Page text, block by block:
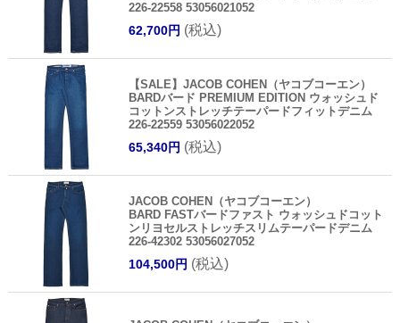
226-22558 53056021052
62,700円 (税込)
【SALE】JACOB COHEN（ヤコブコーエン）
BARDバード PREMIUM EDITION ウォッシュド
コットンストレッチテーパードフィットデニム
226-22559 53056022052
65,340円 (税込)
JACOB COHEN（ヤコブコーエン）
BARD FASTバードファスト ウォッシュドコット
ンリヨセルストレッチスリムテーパードデニム
226-42302 53056027052
104,500円 (税込)